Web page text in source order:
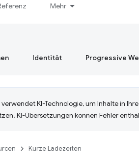
Mehr
Identität Progressive
KI-Technologie, um Inhalte in Ihre
KI-Übersetzungen können Fehler
Kurze Ladezeiten